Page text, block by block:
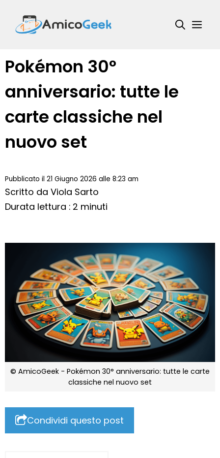
contenuto
Pokémon 30°
anniversario: tutte le
carte classiche nel
nuovo set
Pubblicato il 21 Giugno 2026 alle 8:23 am
Scritto da Viola Sarto
Durata lettura : 2 minuti
© AmicoGeek - Pokémon 30° anniversario: tutte le carte
classiche nel nuovo set
Condividi questo post